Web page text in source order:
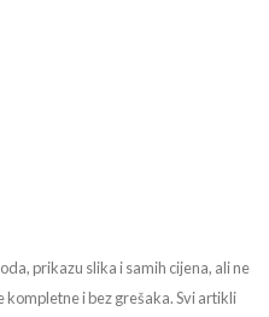
prikazu slika i samih cijena, ali ne
i bez grešaka. Svi artikli